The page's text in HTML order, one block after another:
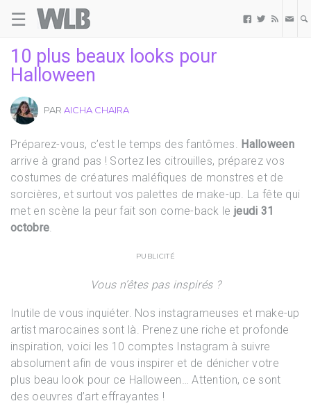
☰   
10 plus beaux looks pour
Halloween
PAR AICHA CHAIRA
Préparez-vous, c’est le temps des fantômes. Halloween
arrive à grand pas ! Sortez les citrouilles, préparez vos
costumes de créatures maléfiques de monstres et de
sorcières, et surtout vos palettes de make-up. La fête qui
met en scène la peur fait son come-back le jeudi 31
octobre.
PUBLICITÉ
Vous n’êtes pas inspirés ?
Inutile de vous inquiéter. Nos instagrameuses et make-up
artist marocaines sont là. Prenez une riche et profonde
inspiration, voici les 10 comptes Instagram à suivre
absolument afin de vous inspirer et de dénicher votre
plus beau look pour ce Halloween… Attention, ce sont
des oeuvres d’art effrayantes !